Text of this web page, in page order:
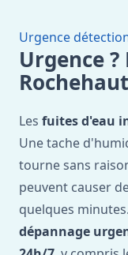
Urgence
Urgence
Rochehaut
Les fuites d'eau
Une tache
tourne sans
peuvent causer
quelques
dépannage